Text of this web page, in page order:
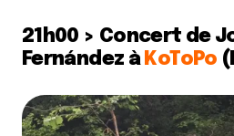
21h00 > Concert de
Fernández à KoToPo